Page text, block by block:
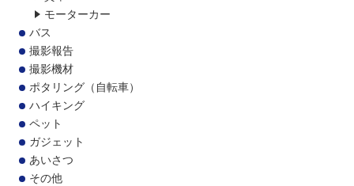
モーターカー
バス
撮影報告
撮影機材
ポタリング（自転車）
ハイキング
ペット
ガジェット
あいさつ
その他